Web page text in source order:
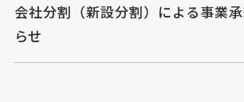
会社分割（新設分割）による事業
らせ